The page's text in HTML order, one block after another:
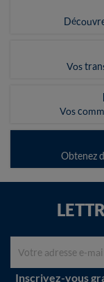
Vos
Vos
Obtenez
Inscrivez-vous